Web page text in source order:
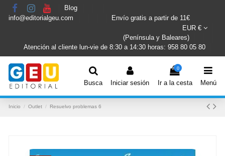
Blog
info@editorialgeu.com
Envío gratis a partir de 11€
EUR €
(Península y Baleares)
Atención al cliente lun-vie de 8:30 a 14:30 horas: 958 80 05 80
Busca Iniciar sesión
0
Ir a la cesta Menú
Inicio Outlet Resuelvo problemas 6